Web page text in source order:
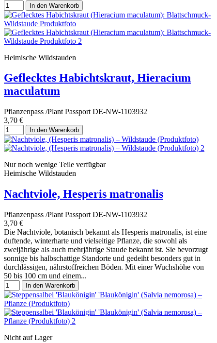
In den Warenkorb
Heimische Wildstauden
Geflecktes Habichtskraut, Hieracium
maculatum
Pflanzenpass /Plant Passport DE-NW-1103932
3,70 €
In den Warenkorb
Nur noch wenige Teile verfügbar
Heimische Wildstauden
Nachtviole, Hesperis matronalis
Pflanzenpass /Plant Passport DE-NW-1103932
3,70 €
Die Nachtviole, botanisch bekannt als Hesperis matronalis, ist eine
duftende, winterharte und vielseitige Pflanze, die sowohl als
zweijährige als auch mehrjährige Staude bekannt ist. Sie bevorzugt
sonnige bis halbschattige Standorte und gedeiht besonders gut in
durchlässigen, nährstoffreichen Böden. Mit einer Wuchshöhe von
50 bis 100 cm und einem...
In den Warenkorb
Nicht auf Lager